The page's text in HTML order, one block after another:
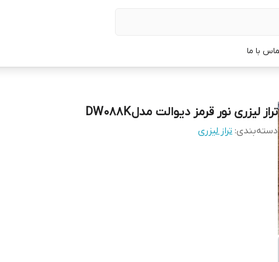
با ما
تراز لیزری نور قرمز دیوالت مدل DW088K
دسته‌بندی: تراز لیزری